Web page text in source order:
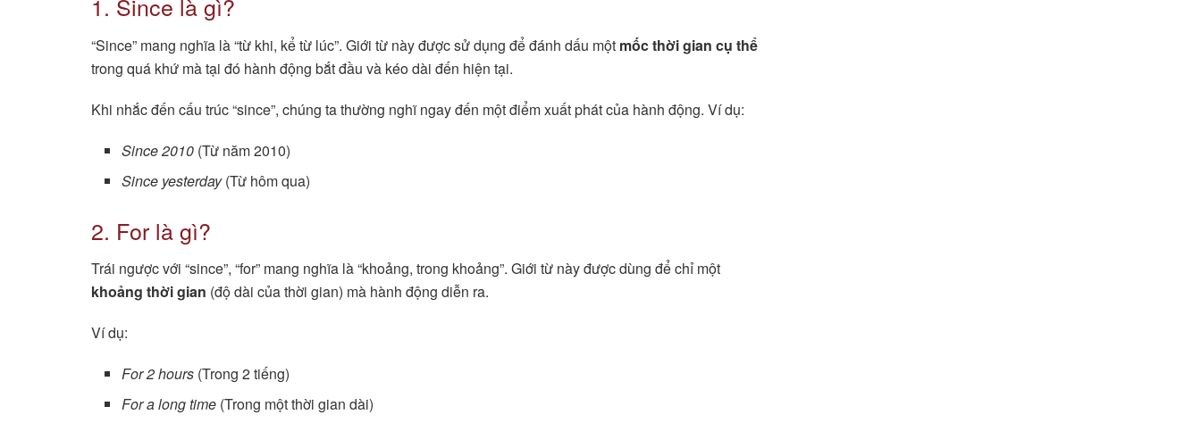
1. Since là gì?
“Since” mang nghĩa là “từ khi, kể từ lúc”. Giới từ này được sử dụng để đánh dấu một mốc thời gian cụ thể
trong quá khứ mà tại đó hành động bắt đầu và kéo dài đến hiện tại.
Khi nhắc đến cấu trúc “since”, chúng ta thường nghĩ ngay đến một điểm xuất phát của hành động. Ví dụ:
Since 2010 (Từ năm 2010)
Since yesterday(Từ hôm qua)
2. For là gì?
Trái ngược với “since”, “for” mang nghĩa là “khoảng, trong khoảng”. Giới từ này được dùng để chỉ một
khoảng thời gian (độ dài của thời gian) mà hành động diễn ra.
Ví dụ:
For 2 hours (Trong 2 tiếng)
For a long time (Trong một thời gian dài)